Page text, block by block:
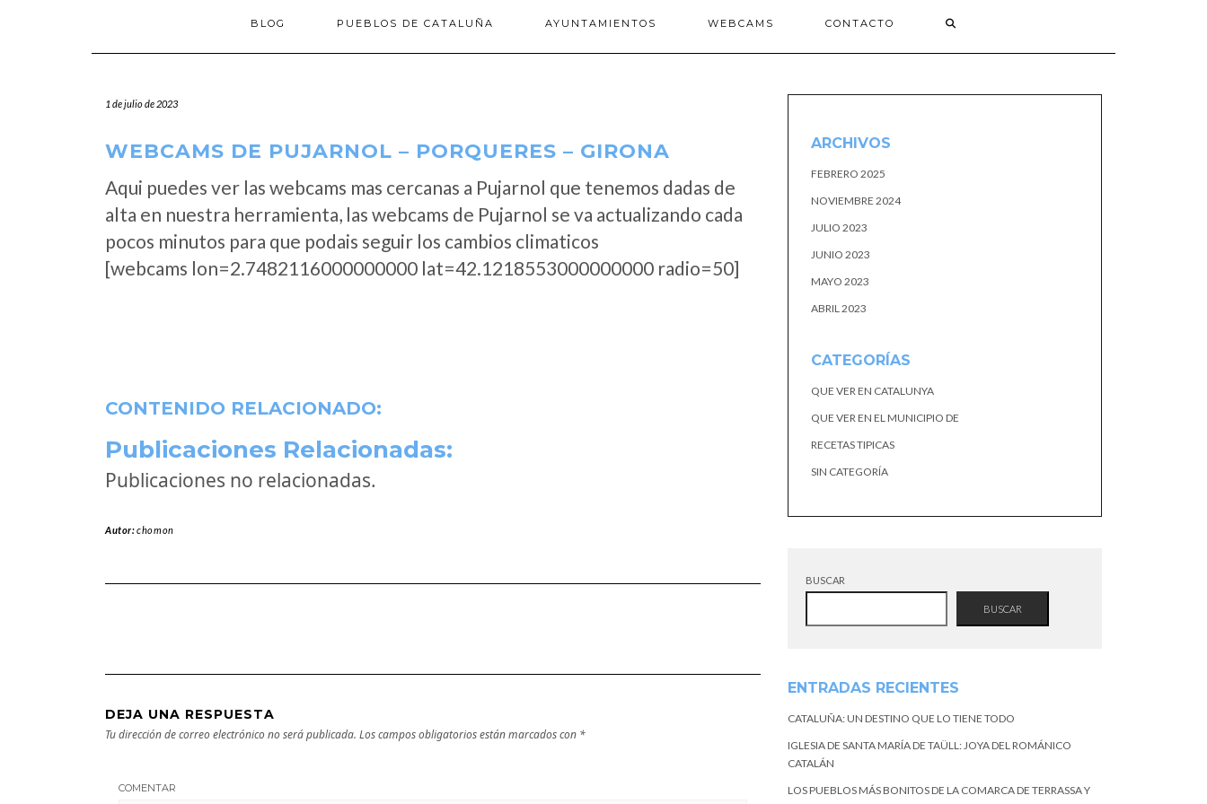
BLOG PUEBLOS DE CATALUÑA AYUNTAMIENTOS WEBCAMS CONTACTO
1 de julio de 2023
WEBCAMS DE PUJARNOL – PORQUERES – GIRONA
Aqui puedes ver las webcams mas cercanas a Pujarnol que tenemos dadas de
alta en nuestra herramienta, las webcams de Pujarnol se va actualizando cada
pocos minutos para que podais seguir los cambios climaticos
[webcams lon=2.7482116000000000 lat=42.1218553000000000 radio=50]
CONTENIDO RELACIONADO:
Publicaciones Relacionadas:
Publicaciones no relacionadas.
Autor:chomon
DEJA UNA RESPUESTA
Tu dirección de correo electrónico no será publicada. Los campos obligatorios están marcados con *
COMENTAR
ARCHIVOS
FEBRERO 2025
NOVIEMBRE 2024
JULIO 2023
JUNIO 2023
MAYO 2023
ABRIL 2023
CATEGORÍAS
QUE VER EN CATALUNYA
QUE VER EN EL MUNICIPIO DE
RECETAS TIPICAS
SIN CATEGORÍA
BUSCAR
BUSCAR
ENTRADAS RECIENTES
CATALUÑA: UN DESTINO QUE LO TIENE TODO
IGLESIA DE SANTA MARÍA DE TAÜLL: JOYA DEL ROMÁNICO
CATALÁN
LOS PUEBLOS MÁS BONITOS DE LA COMARCA DE TERRASSA Y